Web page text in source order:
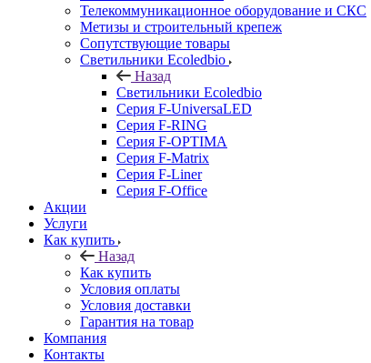
Телекоммуникационное оборудование и СКС
Метизы и строительный крепеж
Сопутствующие товары
Светильники Ecoledbio
Назад
Светильники Ecoledbio
Серия F-UniversaLED
Серия F-RING
Серия F-OPTIMA
Серия F-Matrix
Серия F-Liner
Серия F-Office
Акции
Услуги
Как купить
Назад
Как купить
Условия оплаты
Условия доставки
Гарантия на товар
Компания
Контакты